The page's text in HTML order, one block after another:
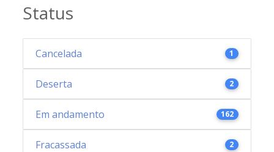
Status
Cancelada 1
Deserta 2
Em andamento 162
Fracassada 2